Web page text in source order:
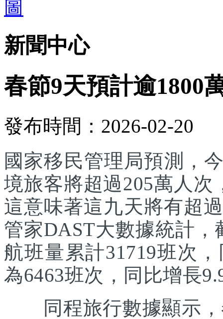
新聞中心
春節9天預計逾1800
發布時間：2026-02-20
國家移民管理局預測，
境旅客將超過205萬人次
這意味著這九天將有超
管家DAST大數據統計
航班量累計31719班次
為6463班次，同比增長
同程旅行數據顯示，